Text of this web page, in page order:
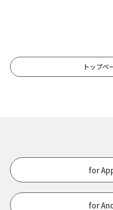
トップペ
for
for